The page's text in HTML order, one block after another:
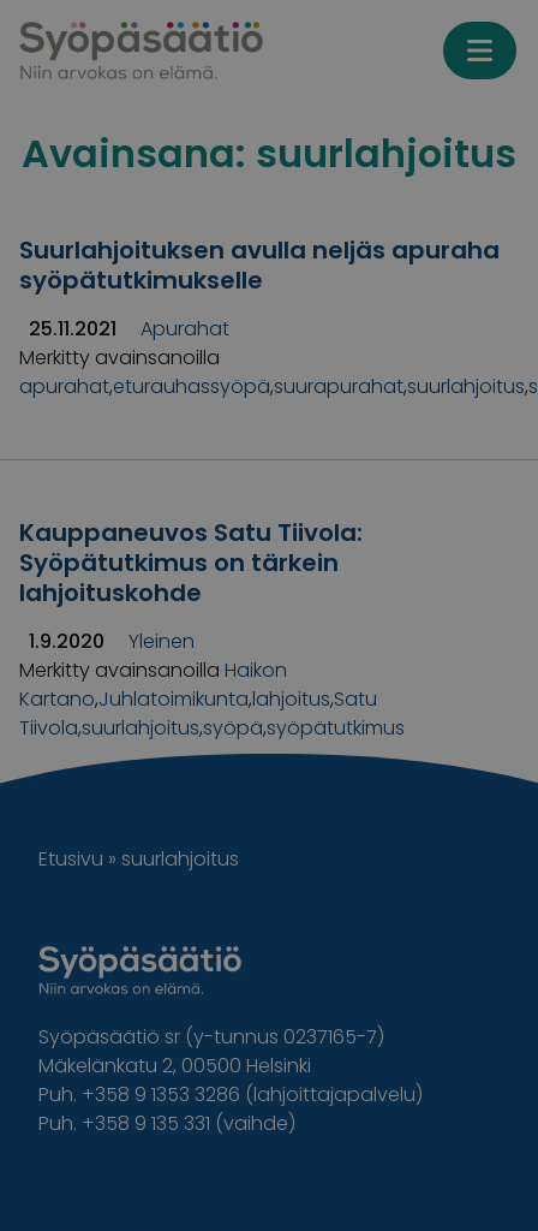
Avainsana: suurlahjoitus
Suurlahjoituksen avulla neljäs apuraha
syöpätutkimukselle
25.11.2021
Apurahat
Merkitty avainsanoilla
apurahat,eturauhassyöpä,suurapurahat,suurlahjoitus,
Kauppaneuvos Satu Tiivola:
Syöpätutkimus on tärkein
lahjoituskohde
1.9.2020
Yleinen
Merkitty avainsanoilla Haikon
Kartano,Juhlatoimikunta,lahjoitus,Satu
Tiivola,suurlahjoitus,syöpä,syöpätutkimus
Etusivu » suurlahjoitus
Syöpäsäätiö sr (y-tunnus 0237165-7)
Mäkelänkatu 2, 00500 Helsinki
Puh. +358 9 1353 3286 (lahjoittajapalvelu)
Puh. +358 9 135 331 (vaihde)